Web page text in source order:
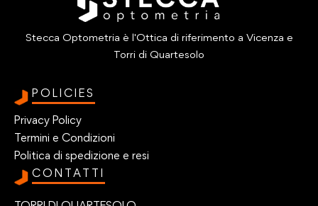
Stecca Optometria è l'Ottica di riferimento a Vicenza e
Torri di Quartesolo
POLICIES
Privacy Policy
Termini e Condizioni
Politica di spedizione e resi
CONTATTI